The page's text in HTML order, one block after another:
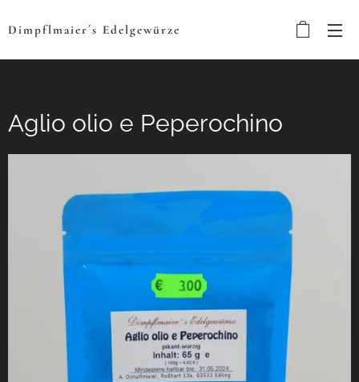
Dimpflmaier´s Edelgewürze
Aglio olio e Peperochino